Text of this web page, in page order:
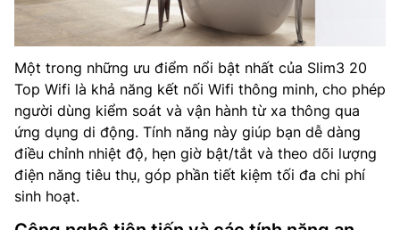
Một trong những ưu điểm nổi bật nhất của Slim3 20
Top Wifi là khả năng kết nối Wifi thông minh, cho phép
người dùng kiểm soát và vận hành từ xa thông qua
ứng dụng di động. Tính năng này giúp bạn dễ dàng
điều chỉnh nhiệt độ, hẹn giờ bật/tắt và theo dõi lượng
điện năng tiêu thụ, góp phần tiết kiệm tối đa chi phí
sinh hoạt.